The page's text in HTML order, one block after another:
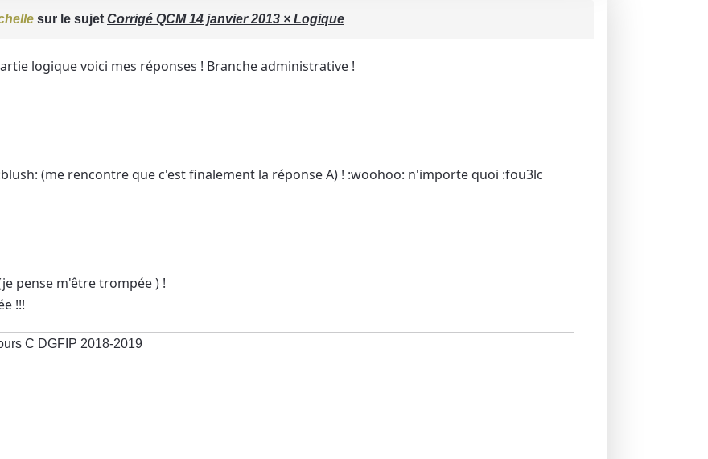
sur le sujet Corrigé QCM 14 janvier 2013 × Logique
logique voici mes réponses ! Branche administrative !
(me rencontre que c'est finalement la réponse A) ! :woohoo: n'importe quoi :fou3lc
pense m'être trompée ) !
!!!
C DGFIP 2018-2019